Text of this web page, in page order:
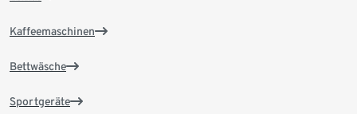
Kaffeemaschinen
Bettwäsche
Sportgeräte